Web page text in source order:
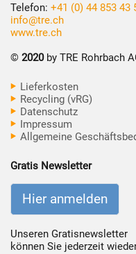
Telefon: +41 (0) 44 853 43
info@tre.ch
www.tre.ch
© 2020by TRE Rohrbach
Lieferkosten
Recycling (vRG)
Datenschutz
Impressum
Allgemeine
Gratis Newsletter
Hier anmelden
Unseren Gratisnewsletter
können Sie jederzeit